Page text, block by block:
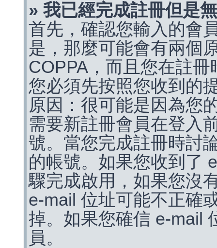
» 我已經完成註冊但是
首先，確認您輸入的會
是，那麼可能會有兩個
COPPA，而且您在註
您必須先按照您收到的
原因：很可能是因為您
需要新註冊會員在登入
號。當您完成註冊時討
的帳號。如果您收到了
驟完成啟用，如果您沒
e-mail 位址可能不正確
掉。如果您確信 e-mail
員。